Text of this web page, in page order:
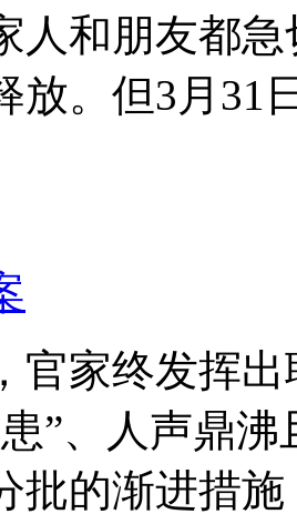
人和朋友都
放。但3月31
官家终发挥
”、人声鼎
批的渐进措